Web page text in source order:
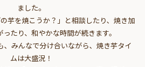
ました。
芋を焼こうか？」と相談したり、焼き加
たり、和やかな時間が続きます。
、みんなで分け合いながら、焼き芋タイ
ムは大盛況！